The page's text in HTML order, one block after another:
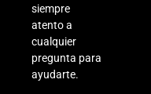
siempre
atento a
cualquier
pregunta para
ayudarte.